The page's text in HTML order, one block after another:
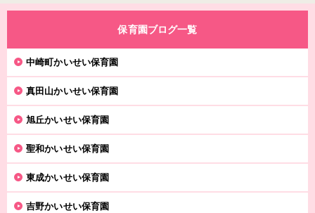
保育園ブログ一覧
中崎町かいせい保育園
真田山かいせい保育園
旭丘かいせい保育園
聖和かいせい保育園
東成かいせい保育園
吉野かいせい保育園